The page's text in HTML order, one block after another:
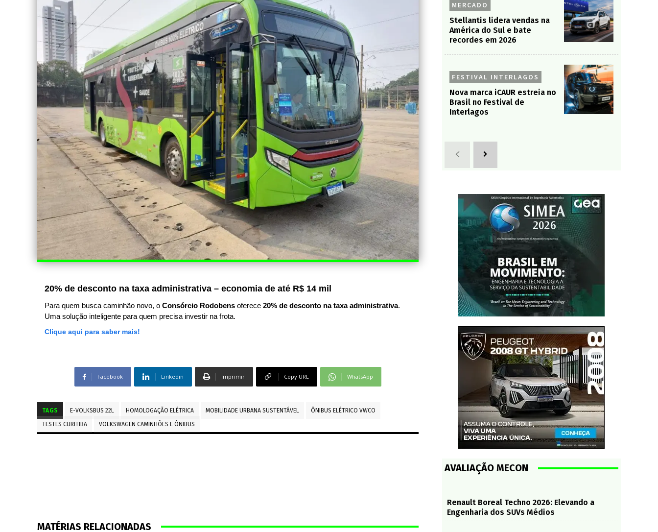
20% de desconto na taxa administrativa – economia de até R$ 14 mil
Para quem busca caminhão novo, o Consórcio Rodobens oferece 20% de desconto na taxa administrativa.
Uma solução inteligente para quem precisa investir na frota.
Clique aqui para saber mais!
Facebook Linkedin Imprimir Copy URL WhatsApp
TAGS E-VOLKSBUS 22L HOMOLOGAÇÃO ELÉTRICA MOBILIDADE URBANA SUSTENTÁVEL
ÔNIBUS ELÉTRICO VWCO
TESTES CURITIBA
VOLKSWAGEN CAMINHÕES E ÔNIBUS
MATÉRIAS RELACIONADAS
MERCADO
Stellantis lidera vendas na
América do Sul e bate
recordes em 2026
FESTIVAL INTERLAGOS
Nova marca iCAUR estreia no
Brasil no Festival de
Interlagos
AVALIAÇÃO MECON
Renault Boreal Techno 2026: Elevando a
Engenharia dos SUVs Médios